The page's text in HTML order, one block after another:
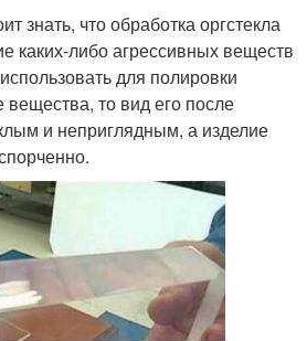
знать, что обработка оргстекла
каких-либо агрессивных веществ
для полировки
вещества, то вид его после
и неприглядным, а изделие